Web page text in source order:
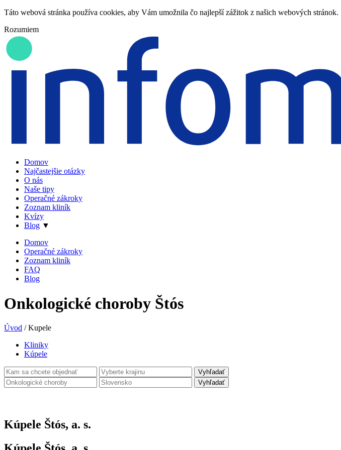
Táto webová stránka používa cookies, aby Vám umožnila čo najlepší zážitok z našich webových stránok.
Rozumiem
Domov
Najčastejšie otázky
O nás
Naše tipy
Operačné zákroky
Zoznam kliník
Kvízy
Blog ▼
Domov
Operačné zákroky
Zoznam kliník
FAQ
Blog
Onkologické choroby Štós
Úvod /Kupele
Kliniky
Kúpele
Vyhľadať
Vyhľadať
Kúpele Štós, a. s.